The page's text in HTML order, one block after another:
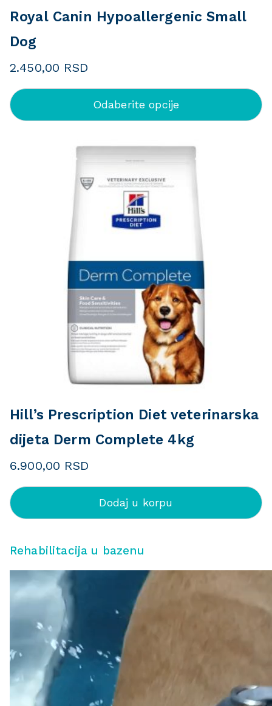
Royal Canin Hypoallergenic Small
Dog
2.450,00 RSD
Odaberite opcije
Hill’s Prescription Diet veterinarska
dijeta Derm Complete 4kg
6.900,00 RSD
Dodaj u korpu
Rehabilitacija u bazenu
e
d